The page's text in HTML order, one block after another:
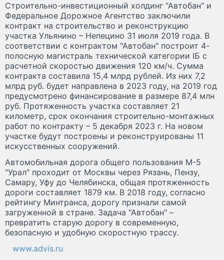
Строительно-инвестиционный холдинг "Автобан" и
Федеральное Дорожное Агентство заключили
контракт на строительство и реконструкцию
участка Ульянино – Непецино 31 июля 2019 года. В
соответствии с контрактом "Автобан" построит 4-
полосную магистраль технической категории IБ с
расчетной скоростью движения 120 км/ч. Сумма
контракта составила 15,4 млрд рублей. Из них 7,2
млрд руб. будет направлена в 2023 году, на 2019 год
предусмотрено финансирование в размере 87,4 млн
руб. Протяженность участка составляет 21
километр, срок окончания строительно-монтажных
работ по контракту – 5 декабря 2023 г. На новом
участке будут построены и реконструированы 11
искусственных сооружений.
Автомобильная дорога общего пользования М-5
"Урал" проходит от Москвы через Рязань, Пензу,
Самару, Уфу до Челябинска, общая протяженность
дороги составляет 1879 км. В 2018 году, согласно
рейтингу Минтранса, дорогу признали самой
загруженной в стране. Задача "Автобан" –
превратить старую дорогу в современную,
безопасную и удобную скоростную трассу.
www.advis.ru